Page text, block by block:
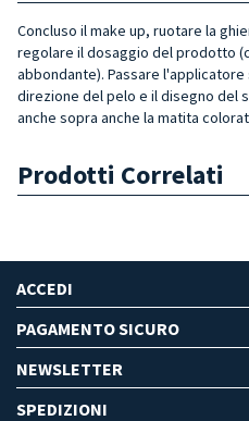
Concluso il make up, ruotare la
regolare il dosaggio del prodotto
abbondante). Passare
direzione del pelo e il disegno del
anche sopra anche la matita
Prodotti Correlati
ACCEDI
PAGAMENTO SICURO
NEWSLETTER
SPEDIZIONI